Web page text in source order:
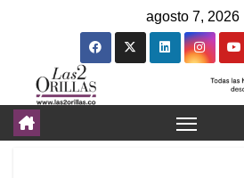
agosto 7, 2026